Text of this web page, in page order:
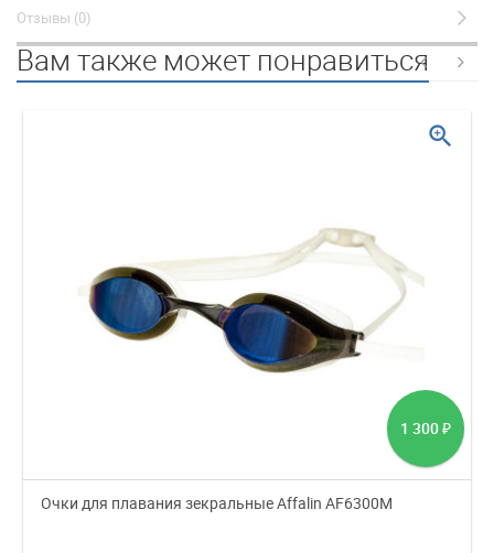
Отзывы (0)
Вам также может понравиться
1 300 ₽
Очки для плавания зекральные Affalin AF6300M
zoom_in